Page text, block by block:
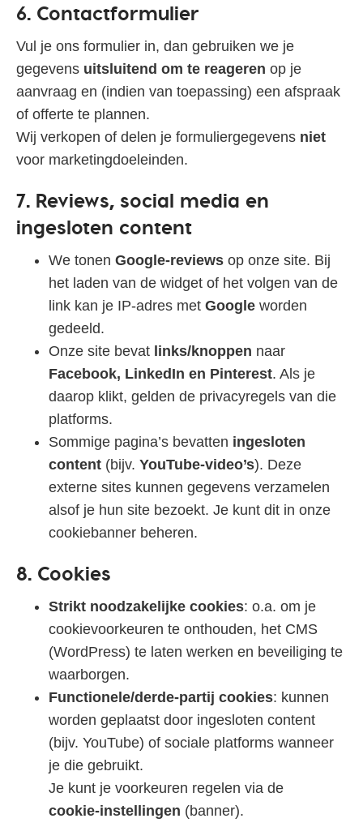
6. Contactformulier
Vul je ons formulier in, dan gebruiken we je
gegevens uitsluitend om te reageren op je
aanvraag en (indien van toepassing) een afspraak
of offerte te plannen.
Wij verkopen of delen je formuliergegevens niet
voor marketingdoeleinden.
7. Reviews, social media en
ingesloten content
We tonen Google‑reviews op onze site. Bij
het laden van de widget of het volgen van de
link kan je IP‑adres met Google worden
gedeeld.
Onze site bevat links/knoppen naar
Facebook, LinkedIn en Pinterest. Als je
daarop klikt, gelden de privacyregels van die
platforms.
Sommige pagina’s bevatten ingesloten
content (bijv. YouTube‑video’s). Deze
externe sites kunnen gegevens verzamelen
alsof je hun site bezoekt. Je kunt dit in onze
cookiebanner beheren.
8. Cookies
Strikt noodzakelijke cookies: o.a. om je
cookievoorkeuren te onthouden, het CMS
(WordPress) te laten werken en beveiliging te
waarborgen.
Functionele/derde‑partij cookies: kunnen
worden geplaatst door ingesloten content
(bijv. YouTube) of sociale platforms wanneer
je die gebruikt.
Je kunt je voorkeuren regelen via de
cookie‑instellingen (banner).